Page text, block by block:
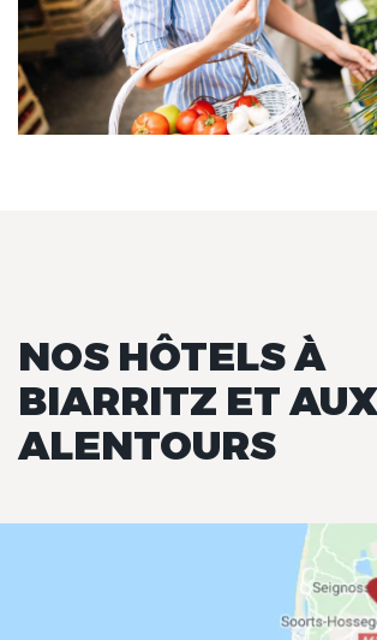
NOS HÔTELS À
BIARRITZ ET AUX
ALENTOURS